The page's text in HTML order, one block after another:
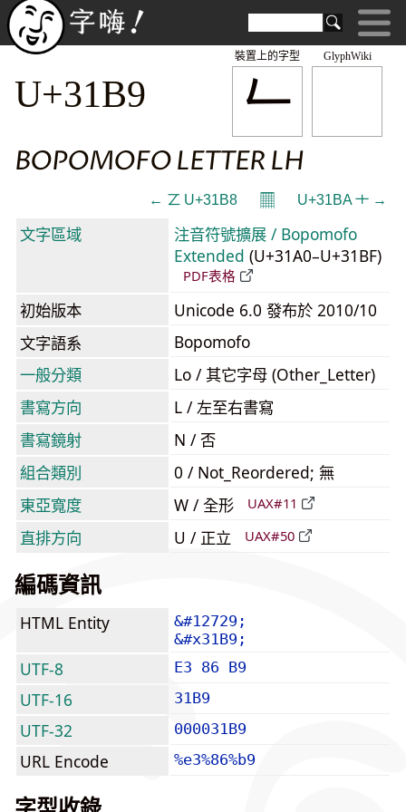
GlyphWiki
ㆹ
裝置上的字型
U+31B9
BOPOMOFO LETTER LH
← ㆸ U+31B8 𝄜 U+31BA ㆺ →
文字區域
注音符號擴展 / Bopomofo
Extended (U+31A0–U+31BF)
PDF表格
初始版本
Unicode 6.0 發布於 2010/10
文字語系
Bopomofo
一般分類
Lo / 其它字母 (Other_Letter)
書寫方向
L / 左至右書寫
書寫鏡射
N / 否
組合類別
0 / Not_Reordered; 無
東亞寬度
W / 全形 UAX#11
直排方向 U / 正立 UAX#50
編碼資訊
HTML Entity
&#12729;
&#x31B9;
UTF-8 E3 86 B9
UTF-16 31B9
UTF-32 000031B9
URL Encode %e3%86%b9